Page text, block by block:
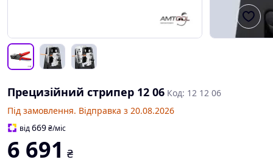
Прецизійний стрипер 12 06 Код: 12 12 06
Під замовлення. Відправка з 20.08.2026
від669₴/міс
6 691 ₴